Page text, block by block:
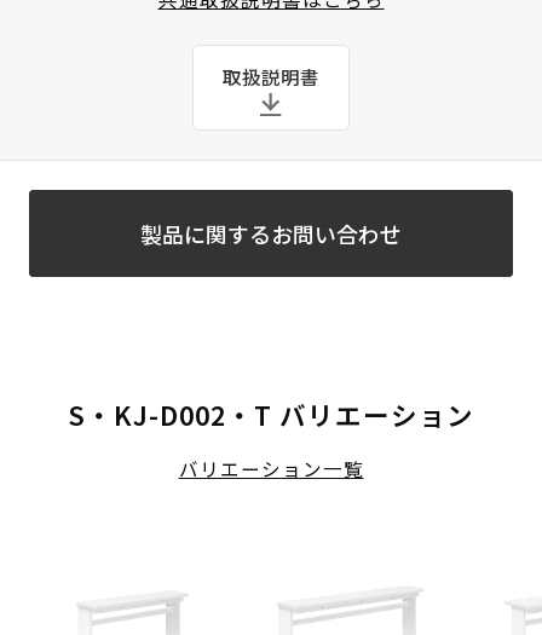
取扱説明書
製品に関するお問い合わせ
S・KJ-D002・T バリエーション
バリエーション一覧